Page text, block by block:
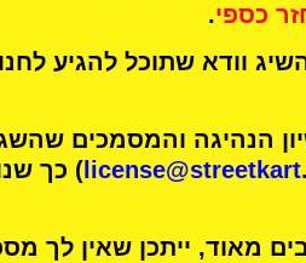
כספי.
וודא שתוכל להגיע
הנהיגה והמסמכים
) כך
מאוד, ייתכן שאין לך